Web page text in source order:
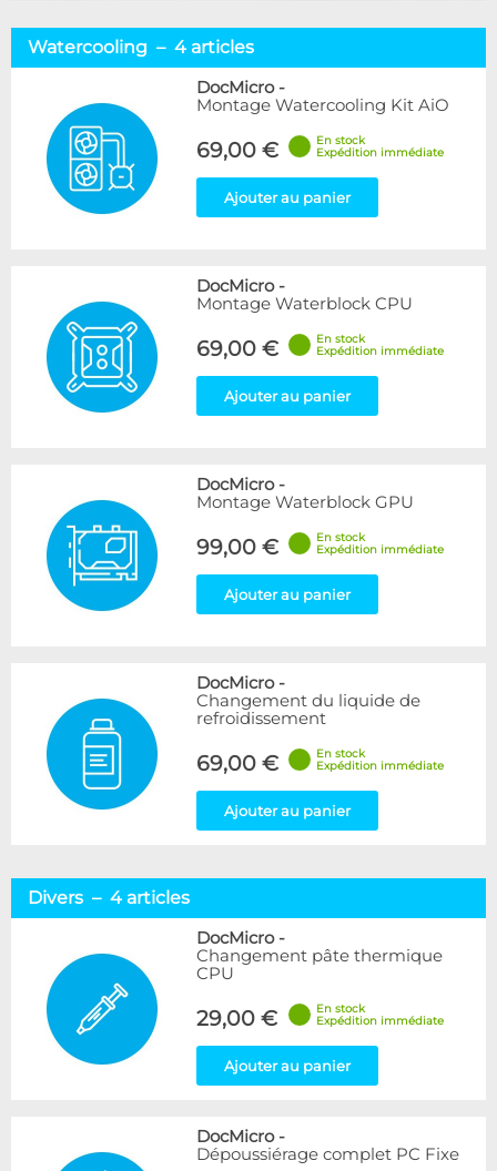
Watercooling – 4 articles
DocMicro-
Montage Watercooling Kit AiO
69,00 €
En stock
Expédition immédiate
Ajouter au panier
DocMicro-
Montage Waterblock CPU
69,00 €
En stock
Expédition immédiate
Ajouter au panier
DocMicro-
Montage Waterblock GPU
99,00 €
En stock
Expédition immédiate
Ajouter au panier
DocMicro-
Changement du liquide de
refroidissement
69,00 €
En stock
Expédition immédiate
Ajouter au panier
Divers – 4 articles
DocMicro-
Changement pâte thermique
CPU
29,00 €
En stock
Expédition immédiate
Ajouter au panier
DocMicro-
Dépoussiérage complet PC Fixe